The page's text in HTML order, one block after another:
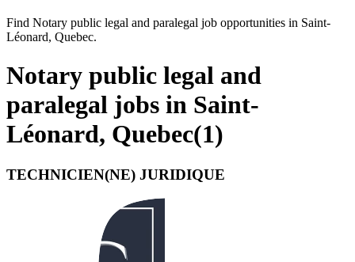
Find Notary public legal and paralegal job opportunities in Saint-
Léonard, Quebec.
Notary public legal and
paralegal jobs in Saint-
Léonard, Quebec(1)
TECHNICIEN(NE) JURIDIQUE